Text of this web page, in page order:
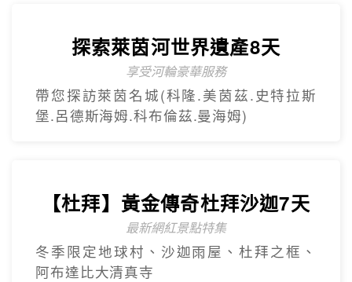
【杜拜】超值黃金杜拜七日
超高CP值得杜拜行程
杜拜之框、阿布達比大清真寺、冬季限定~
地球村、沙迦網紅景點 -⾬屋
【杜拜】黃金傳奇杜拜沙迦7天
最新網紅景點特集
冬季限定地球村、沙迦⾬屋、杜拜之框、
阿布達比大清真寺